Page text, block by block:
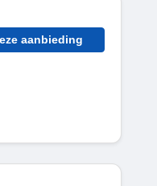
aanbieding